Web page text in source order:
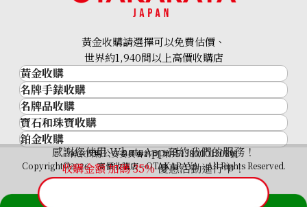
感謝您使用 WhatsApp 預約我們的服務！
收購金額 加碼35%優惠活動進行中！
黃金收購請選擇可以免費估價、
世界約1,940間以上高價收購店
黃金收購
黃金･金條
金條
金幣及銀幣
過去十年黃金價格
金飾
金戒指
金頸鍊
名牌手錶收購
名牌手錶收購
勞力士 (Rolex)
Patek Philippe
Audemars Piguet
Vacheron Constantin
A. Lange & Söhne
名牌品收購
名牌品收購
HERMES
LOUIS VUITTON
CHANEL
卡地亞（Cartier）
寶石和珠寶收購
寶石和珠寶
祖母綠
藍寶石
鉑金收購
神奈川縣公安委員會許可 第451380001308號
Copyright©2026 高價收購店—OTAKARAYA All Rights Reserved.